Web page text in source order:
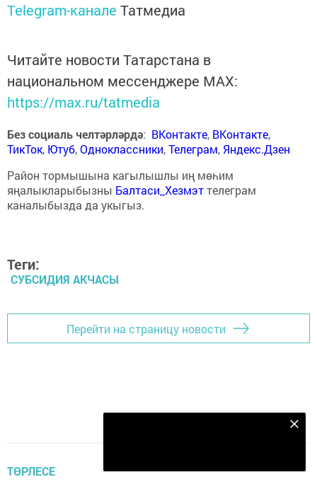
Telegram-канале Татмедиа
Читайте новости Татарстана в
национальном мессенджере MАХ:
https://max.ru/tatmedia
Без социаль челтәрләрдә: ВКонтакте, ВКонтакте,
ТикТок, Ютуб,Одноклассники,Телеграм, Яндекс.Дзен
Район тормышына кагылышлы иң мөһим
яңалыкларыбызны Балтаси_Хезмэттелеграм
каналыбызда да укыгыз.
Теги:
СУБСИДИЯ АКЧАСЫ
Перейти на страницу новости
ТӨРЛЕСЕ